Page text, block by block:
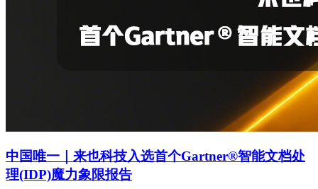
中国唯一｜来也科技入选首个Gartner®智能文档处
理(IDP)魔力象限报告